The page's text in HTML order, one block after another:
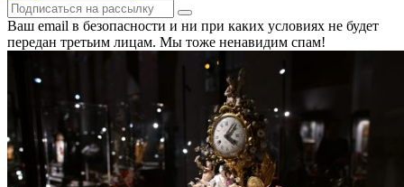
Ваш email в безопасности и ни при каких условиях не будет
передан третьим лицам. Мы тоже ненавидим спам!